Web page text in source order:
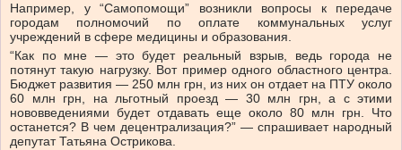
Например, у “Самопомощи” возникли вопросы к передаче
городам полномочий по оплате коммунальных услуг
учреждений в сфере медицины и образования.
“Как по мне — это будет реальный взрыв, ведь города не
потянут такую нагрузку. Вот пример одного областного центра.
Бюджет развития — 250 млн грн, из них он отдает на ПТУ около
60 млн грн, на льготный проезд — 30 млн грн, а с этими
нововведениями будет отдавать еще около 80 млн грн. Что
останется? В чем децентрализация?” — спрашивает народный
депутат Татьяна Острикова.